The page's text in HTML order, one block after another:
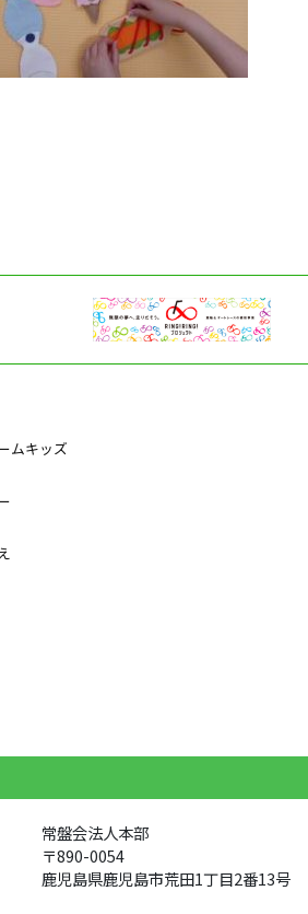
ムキッズ
常盤会法人本部
〒890-0054
鹿児島県鹿児島市荒田1丁目2番13号